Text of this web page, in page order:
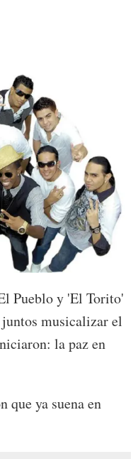
Pueblo y 'El Torito'
musicalizar el
la paz en
que ya suena en